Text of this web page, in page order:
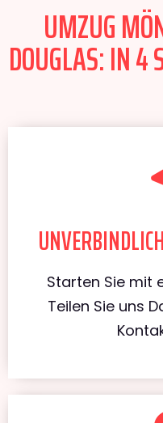
UMZUG
DOUGLAS: IN 4
Starten Sie mit
Teilen Sie uns